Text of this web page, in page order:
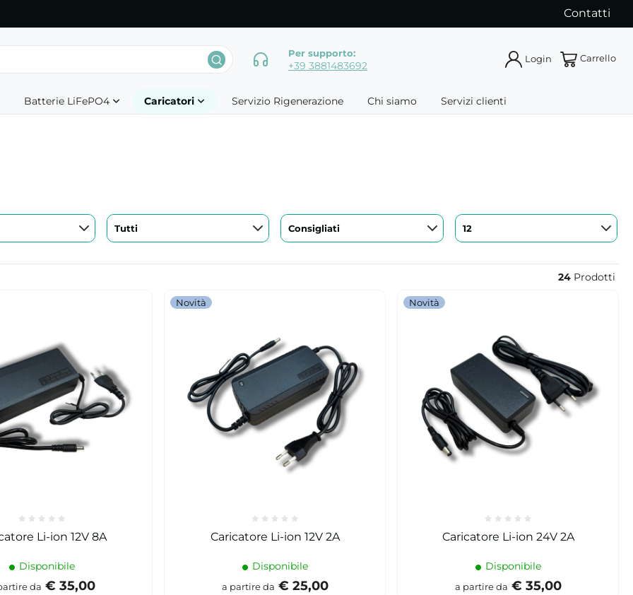
Contatti
Login Carrello
Per supporto:
+39 3881483692
Batterie LiFePO4 Caricatori Servizio Rigenerazione Chi siamo Servizi clienti
Tutti Consigliati 12
24 Prodotti
Caricatore Li-ion 12V 8A
Disponibile
da € 35,00
Novità
Caricatore Li-ion 12V 2A
Disponibile
a partire da € 25,00
Novità
Caricatore Li-ion 24V 2A
Disponibile
a partire da € 35,00